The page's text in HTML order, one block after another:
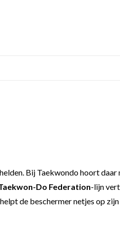
Bij Taekwondo hoort
Do Federation-lijn
de beschermer netjes op